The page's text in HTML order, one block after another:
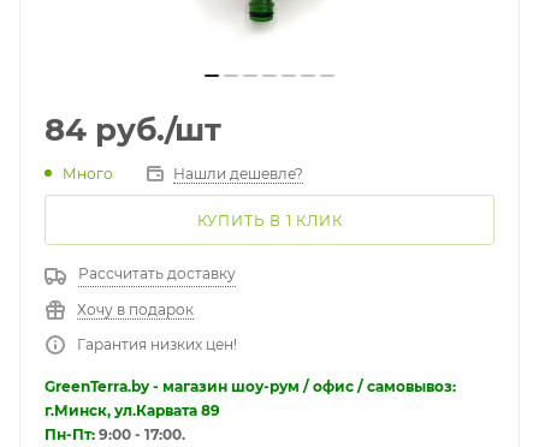
84 руб./шт
Много Нашли дешевле?
КУПИТЬ В 1 КЛИК
Рассчитать доставку
Хочу в подарок
Гарантия низких цен!
GreenTerra.by - магазин шоу-рум / офис / самовывоз:
г.Минск, ул.Карвата 89
Пн-Пт: 9:00 - 17:00.